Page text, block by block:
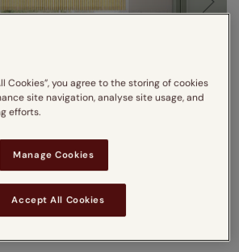
hur gardinen ser ut i
fönster
VIDEO
Cookies”, you agree to the storing of cookies
site navigation, analyse site usage, and
efforts.
Manage Cookies
Accept All Cookies